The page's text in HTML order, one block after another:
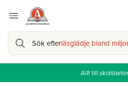
Sök efterläsglädje bland
Allt till